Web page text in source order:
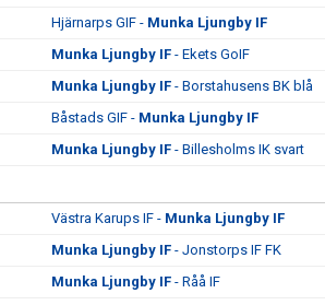
Hjärnarps GIF - Munka Ljungby IF
Munka Ljungby IF - Ekets GoIF
Munka Ljungby IF - Borstahusens BK blå
Båstads GIF - Munka Ljungby IF
Munka Ljungby IF - Billesholms IK svart
Västra Karups IF - Munka Ljungby IF
Munka Ljungby IF - Jonstorps IF FK
Munka Ljungby IF - Råå IF